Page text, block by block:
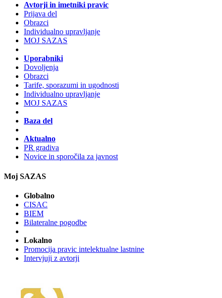
Avtorji in imetniki pravic
Prijava del
Obrazci
Individualno upravljanje
MOJ SAZAS
Uporabniki
Dovoljenja
Obrazci
Tarife, sporazumi in ugodnosti
Individualno upravljanje
MOJ SAZAS
Baza del
Aktualno
PR gradiva
Novice in sporočila za javnost
Moj SAZAS
Globalno
CISAC
BIEM
Bilateralne pogodbe
Lokalno
Promocija pravic intelektualne lastnine
Intervjuji z avtorji